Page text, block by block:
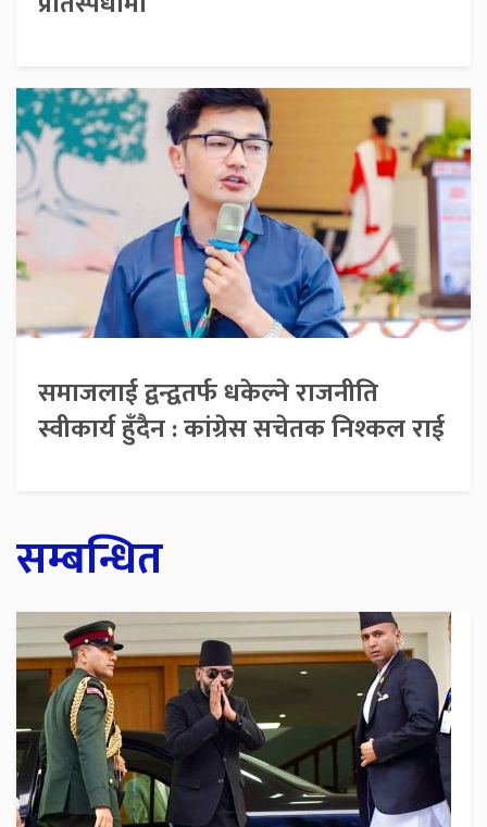
समाजलाई द्वन्द्वतर्फ धकेल्ने राजनीति
स्वीकार्य हुँदैन : कांग्रेस सचेतक निश्कल राई
सम्बन्धित